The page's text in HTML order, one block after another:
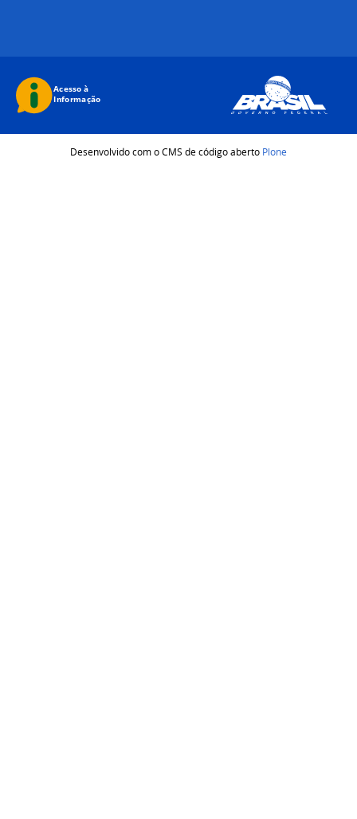
Desenvolvido com o CMS de código aberto Plone